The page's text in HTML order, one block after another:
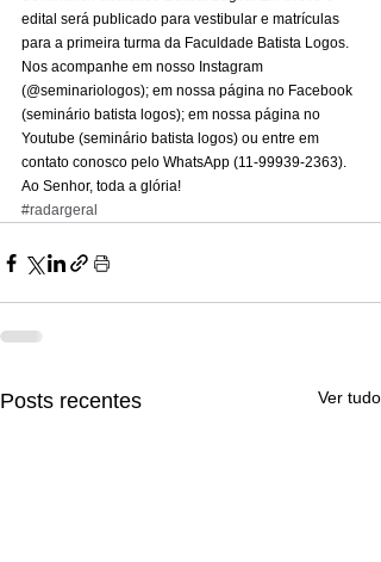
edital será publicado para vestibular e matrículas
para a primeira turma da Faculdade Batista Logos.
Nos acompanhe em nosso Instagram
(@seminariologos); em nossa página no Facebook
(seminário batista logos); em nossa página no
Youtube (seminário batista logos) ou entre em
contato conosco pelo WhatsApp (11-99939-2363).
Ao Senhor, toda a glória!
#radargeral
Posts recentes Ver tudo